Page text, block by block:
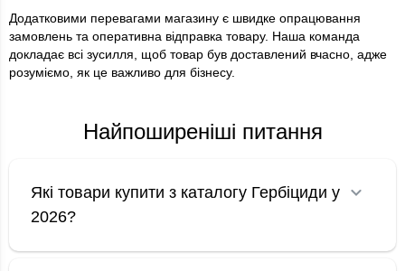
Додатковими перевагами магазину є швидке опрацювання
замовлень та оперативна відправка товару. Наша команда
докладає всі зусилля, щоб товар був доставлений вчасно, адже
розуміємо, як це важливо для бізнесу.
Найпоширеніші питання
Які товари купити з каталогу Гербіциди у
2026?